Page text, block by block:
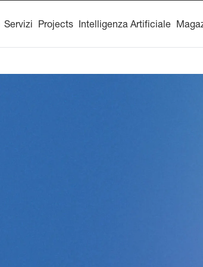
Servizi Projects Intelligenza Artificiale